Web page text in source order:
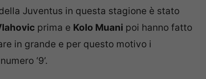
Juventus in questa stagione è stato
prima e Kolo Muani poi hanno fatto
in grande e per questo motivo i
‘9’.